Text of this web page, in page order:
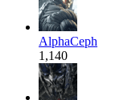
AlphaCeph
1,140